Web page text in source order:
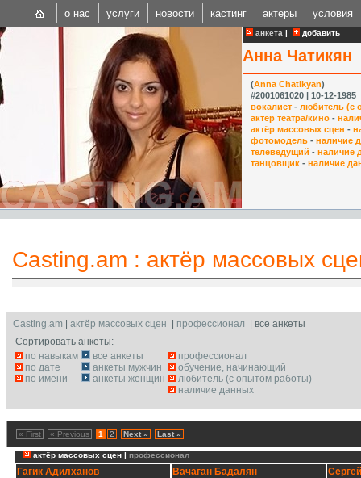
анкета | добавить
Анна Чатикян
(Anna Chatikyan)
#2001061020 | 10-12-1985
вокалист - любитель (с
актер театра/кино -
актёр массовых сцен -
фотомодель - наличие
телеведущий - наличие
танцовщик - наличие
Casting.am : актёр массовых
Casting.am актёр массовых сцен профессионал | все анкеты
Сортировать анкеты:
по навыкам
по дате
по имени
все анкеты
анкеты мужчин
анкеты женщин
профессионал
обучение, начинающий
любитель (с опытом работы)
наличие данных
« First « Previous 1 2 Next » Last »
актёр массовых сцен | профессионал
Гагик Адилханов Вачаган Бадалян
о нас услуги новости кастинг актеры условия